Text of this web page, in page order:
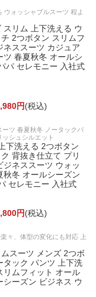
ウォッシャブルスーツ 程よ
リム 上下洗える ウ
2つボタン スリムフ
ネススーツ カジュア
ツ 春夏秋冬 オールシ
パ セレモニー 入社式
円(税込)
ーツ 春夏秋冬 ノータックパ
シュシルエット
下洗える 2つボタン
背抜き仕立て プリ
ネススーツ ウォッ
秋冬 オールシーズン
セレモニー 入社式
円(税込)
々、体型の変化にも対応 上
スーツ メンズ 2つボ
タック パンツ 上下洗
リムフィット オール
ーズン ビジネス ウ